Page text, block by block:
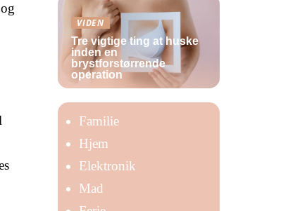
VIDEN
Tre vigtige ting at huske
inden en
brystforstørrende
operation
Familie
Hjem
Elektronik
Mad